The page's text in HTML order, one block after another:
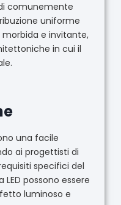
comunemente
uniforme
e invitante,
in cui il
una facile
ai progettisti di
specifici del
possono essere
luminoso e